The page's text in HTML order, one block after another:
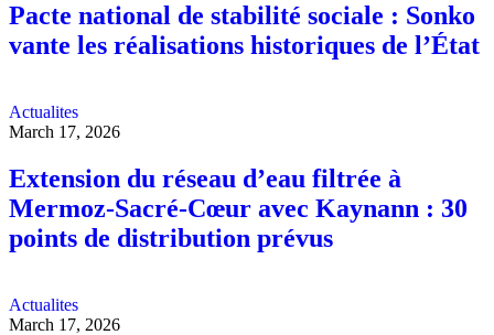
Pacte national de stabilité sociale : Sonko
vante les réalisations historiques de l’État
Actualites
March 17, 2026
Extension du réseau d’eau filtrée à
Mermoz-Sacré-Cœur avec Kaynann : 30
points de distribution prévus
Actualites
March 17, 2026